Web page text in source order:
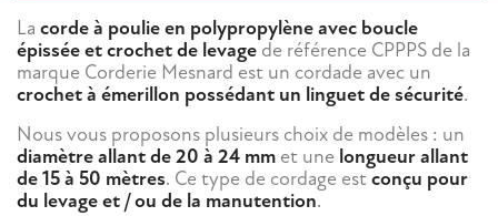
La corde à poulie en polypropylène avec boucle
épissée et crochet de levage de référence CPPPS de la
marque Corderie Mesnard est un cordade avec un
crochet à émerillon possédant un linguet de sécurité.
Nous vous proposons plusieurs choix de modèles : un
diamètre allant de 20 à 24 mm et une longueur allant
de 15 à 50 mètres. Ce type de cordage estconçu pour
du levage et / ou de la manutention.